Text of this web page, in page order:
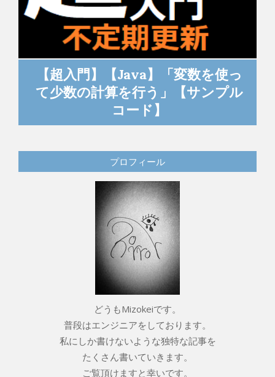
【超入門】【Java】「変数を使っ
て四則演算を行う」【サンプルコ
ード】
どうもMizokeiです。
普段はエンジニアをしております。
私にしか書けないような独特な記事を
たくさん書いていきます。
ご覧頂けますと幸いです。